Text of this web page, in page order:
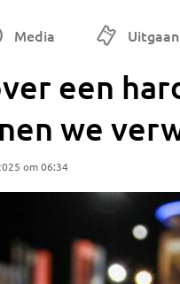
Media Uitgaan
een
we
om 06:34